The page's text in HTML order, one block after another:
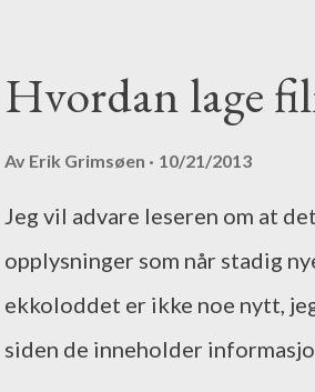
Hvordan lage
Av Erik Grimsøen 10/21/2013
Jeg vil advare leseren om at
opplysninger som når stadig
ekkoloddet er ikke noe nytt,
siden de inneholder